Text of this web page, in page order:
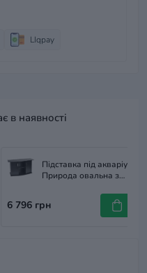
LIqpay
в наявності
Підставка під акваріум
Природа овальна з
6 796 грн